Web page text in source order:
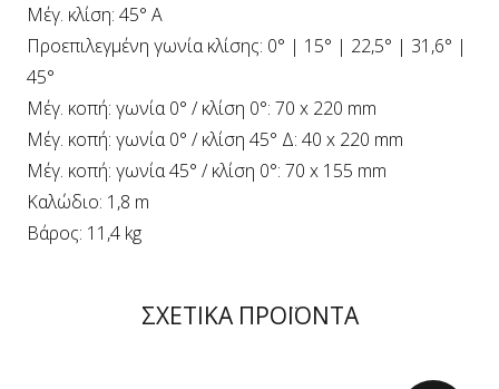
Μέγ. κλίση: 45° Α
Προεπιλεγμένη γωνία κλίσης: 0° | 15° | 22,5° | 31,6° |
45°
Μέγ. κοπή: γωνία 0° / κλίση 0°: 70 x 220 mm
Μέγ. κοπή: γωνία 0° / κλίση 45° Δ: 40 x 220 mm
Μέγ. κοπή: γωνία 45° / κλίση 0°: 70 x 155 mm
Καλώδιο: 1,8 m
Βάρος: 11,4 kg
ΣΧΕΤΙΚΑ ΠΡΟΪΟΝΤΑ